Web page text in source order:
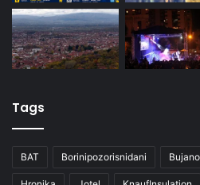
Tags
BAT Borinipozorisnidani